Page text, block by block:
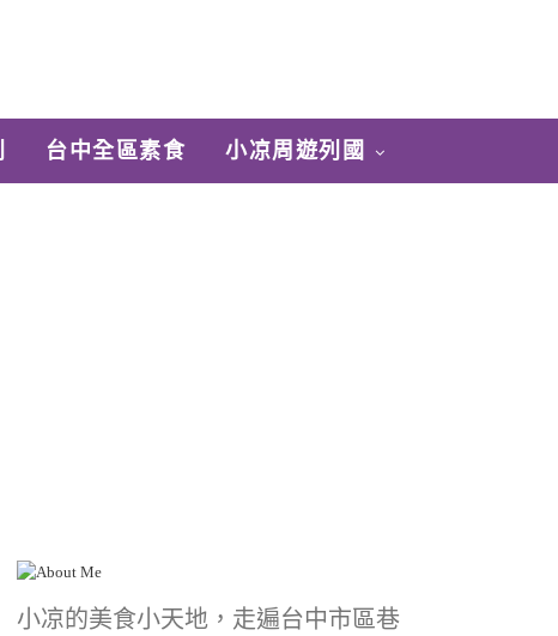
台中全區素食 小凉周遊列國
小凉的美食小天地，走遍台中市區巷